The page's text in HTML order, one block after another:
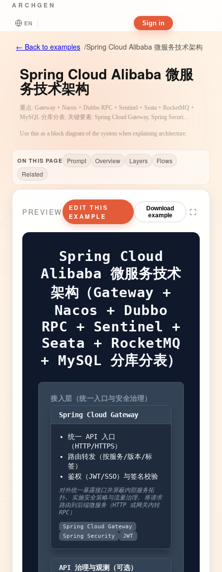
ARCHGEN
EN Sign in
← Back to examples /Spring Cloud Alibaba 微服务技术架构
Spring Cloud Alibaba 微服
务技术架构
重点: Gateway + Nacos + Dubbo RPC + Sentinel + Seata + RocketMQ +
MySQL 分库分表. 关键要素: Spring Cloud Gateway, Spring Securi...
Use this as a block diagram of the system when explaining architecture.
ON THIS PAGE Prompt Overview Layers
Flows
Related
PREVIEW
EDIT THIS
EXAMPLE
Download
example